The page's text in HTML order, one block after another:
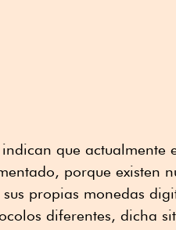
que actualmente
porque existen
propias monedas
diferentes, dicha